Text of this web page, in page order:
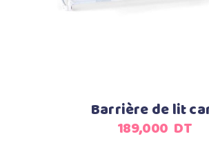
Barrière de lit
189,000 DT